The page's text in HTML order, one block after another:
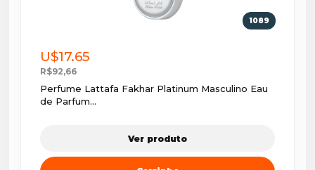
1089
U$17.65
R$92,66
Perfume Lattafa Fakhar Platinum Masculino Eau
de Parfum...
Ver produto